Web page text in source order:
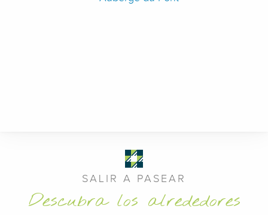
SALIR A PASEAR
Descubra los alrededores